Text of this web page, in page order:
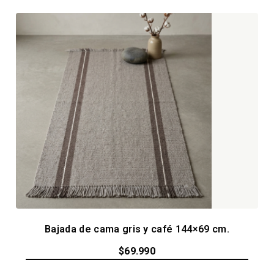
Bajada de cama gris y café 144×69 cm.
$69.990